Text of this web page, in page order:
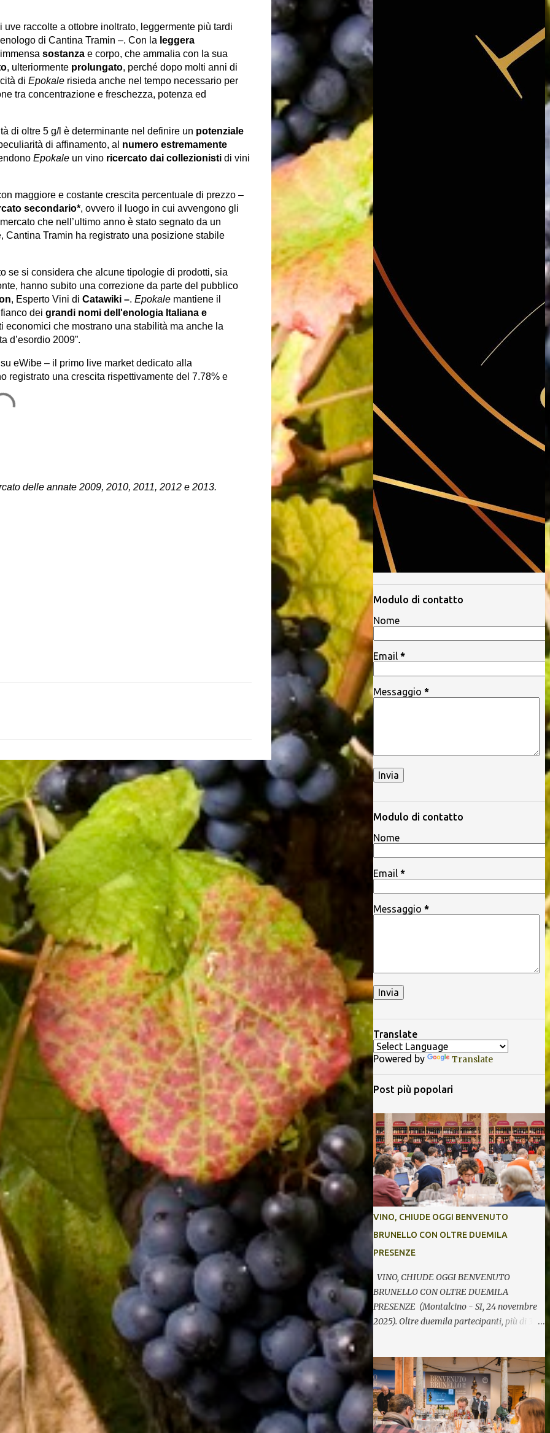
uve raccolte a ottobre inoltrato, leggermente più tardi
di Cantina Tramin –. Con la leggera
sostanza e corpo, che ammalia con la sua
, ulteriormente prolungato, perché dopo molti anni di
di Epokale risieda anche nel tempo necessario per
tra concentrazione e freschezza, potenza ed
di oltre 5 g/l è determinante nel definire un potenziale
di affinamento, al numero estremamente
Epokale un vino ricercato dai collezionisti di vini
maggiore e costante crescita percentuale di prezzo –
secondario*, ovvero il luogo in cui avvengono gli
che nell’ultimo anno è stato segnato da un
Cantina Tramin ha registrato una posizione stabile
se si considera che alcune tipologie di prodotti, sia
hanno subito una correzione da parte del pubblico
, Esperto Vini di Catawiki –. Epokale mantiene il
dei grandi nomi dell'enologia Italiana e
economici che mostrano una stabilità ma anche la
d’esordio 2009”.
eWibe – il primo live market dedicato alla
registrato una crescita rispettivamente del 7.78% e
delle annate 2009, 2010, 2011, 2012 e 2013.
Modulo di contatto
Nome
Email *
Messaggio *
Modulo di contatto
Nome
Email *
Messaggio *
Translate
Powered by Translate
Post più popolari
VINO, CHIUDE OGGI BENVENUTO
BRUNELLO CON OLTRE DUEMILA
PRESENZE
VINO, CHIUDE OGGI BENVENUTO
BRUNELLO CON OLTRE DUEMILA
PRESENZE (Montalcino - SI, 24 novembre
2025). Oltre duemila partecipanti, più di 370
edizione di Benvenuto Brunello, l’annuale
evento di presentazione delle nuove annate
del principe dei rossi toscani a cura del
Consorzio del vino Brunello di Montalcino.
In assaggio nei calici, il millesimo 2021, la